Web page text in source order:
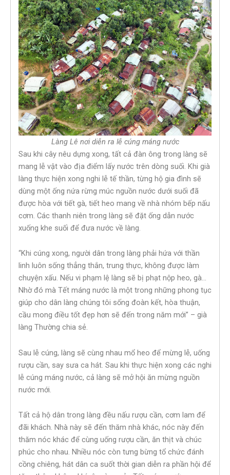
Làng Lê nơi diễn ra lễ cúng máng nước
Sau khi cây nêu dựng xong, tất cả đàn ông trong làng sẽ
mang lễ vật vào địa điểm lấy nước trên dòng suối. Khi già
làng thực hiện xong nghi lễ tế thần, từng hộ gia đình sẽ
dùng một ống nứa rừng múc nguồn nước dưới suối đã
được hòa với tiết gà, tiết heo mang về nhà nhóm bếp nấu
cơm. Các thanh niên trong làng sẽ đặt ống dẫn nước
xuống khe suối để đưa nước về làng.
“Khi cúng xong, người dân trong làng phải hứa với thần
linh luôn sống thẳng thắn, trung thực, không được làm
chuyện xấu. Nếu vi phạm lệ làng sẽ bị phạt nộp heo, gà…
Nhờ đó mà Tết máng nước là một trong những phong tục
giúp cho dân làng chúng tôi sống đoàn kết, hòa thuận,
cầu mong điều tốt đẹp hơn sẽ đến trong năm mới” – già
làng Thường chia sẻ.
Sau lễ cúng, làng sẽ cùng nhau mổ heo để mừng lễ, uống
rượu cần, say sưa ca hát. Sau khi thực hiện xong các nghi
lễ cúng máng nước, cả làng sẽ mở hội ăn mừng nguồn
nước mới.
Tất cả hộ dân trong làng đều nấu rượu cần, cơm lam để
đãi khách. Nhà này sẽ đến thăm nhà khác, nóc này đến
thăm nóc khác để cùng uống rượu cần, ăn thịt và chúc
phúc cho nhau. Nhiều nóc còn tưng bừng tổ chức đánh
cồng chiêng, hát dân ca suốt thời gian diễn ra phần hội để